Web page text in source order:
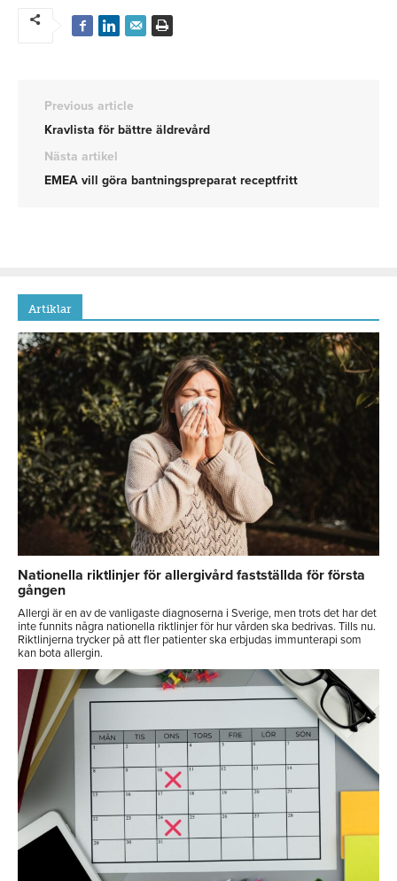
Previous article
Kravlista för bättre äldrevård
Nästa artikel
EMEA vill göra bantningspreparat receptfritt
Artiklar
Nationella riktlinjer för allergivård fastställda för första
gången
Allergi är en av de vanligaste diagnoserna i Sverige, men trots det har det
inte funnits några nationella riktlinjer för hur vården ska bedrivas. Tills nu.
Riktlinjerna trycker på att fler patienter ska erbjudas immunterapi som
kan bota allergin.